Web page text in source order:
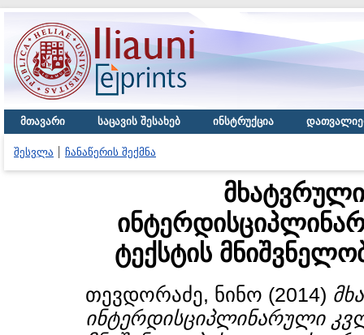
მთავარი საცავის შესახებ ინსტრუქცია
შესვლა ჩანაწერის შექმნა
ტექსტის
თევდორაძე, ნინო (2014)
ინტერდისციპლინარული